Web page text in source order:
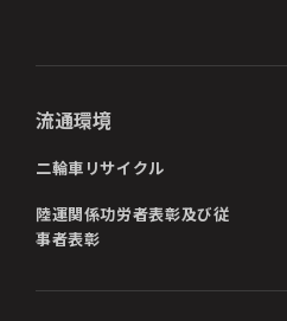
流通環境
二輪車リサイクル
陸運関係功労者表彰及び従
事者表彰